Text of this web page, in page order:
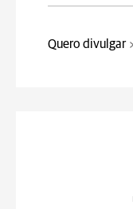
Quero divulgar